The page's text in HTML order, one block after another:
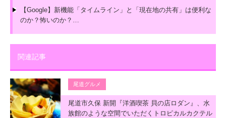
【Google】新機能「タイムライン」と「現在地の共有」は便利な
のか？怖いのか？…
関連記事
尾道グルメ
尾道市久保 新開『洋酒喫茶 貝の店ロダン』、水
族館のような空間でいただくトロピカルカクテル